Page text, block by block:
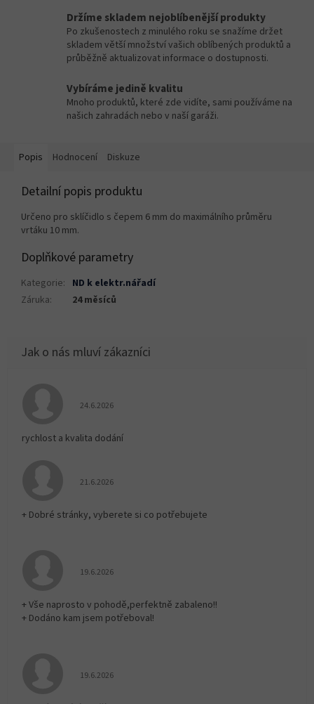
Držíme skladem nejoblíbenější produkty
Po zkušenostech z minulého roku se snažíme držet
skladem větší množství vašich oblíbených produktů a
průběžně aktualizovat informace o dostupnosti.
Vybíráme jedině kvalitu
Mnoho produktů, které zde vidíte, sami používáme na
našich zahradách nebo v naší garáži.
Popis Hodnocení Diskuze
Detailní popis produktu
Určeno pro sklíčidlo s čepem 6 mm do maximálního průměru
vrtáku 10 mm.
Doplňkové parametry
Kategorie: ND k elektr.nářadí
Záruka: 24 měsíců
Hodnocení obchodu je 5 z 5 hvězdiček.
24.6.2026
rychlost a kvalita dodání
Hodnocení obchodu je 5 z 5 hvězdiček.
21.6.2026
+ Dobré stránky, vyberete si co potřebujete
Hodnocení obchodu je 5 z 5 hvězdiček.
19.6.2026
+ Vše naprosto v pohodě,perfektně zabaleno!!
+ Dodáno kam jsem potřeboval!
Hodnocení obchodu je 5 z 5 hvězdiček.
19.6.2026